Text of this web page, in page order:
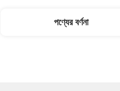
পণ্যের বর্ণনা